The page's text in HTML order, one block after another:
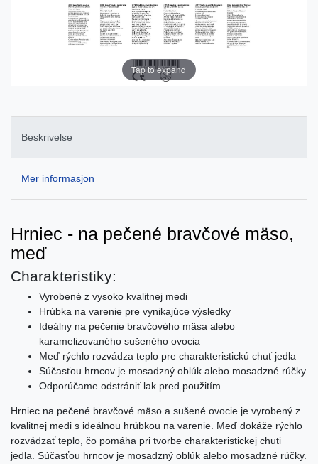
Tap to expand
Beskrivelse
Mer informasjon
Hrniec - na pečené bravčové mäso,
meď
Charakteristiky:
Vyrobené z vysoko kvalitnej medi
Hrúbka na varenie pre vynikajúce výsledky
Ideálny na pečenie bravčového mäsa alebo
karamelizovaného sušeného ovocia
Meď rýchlo rozvádza teplo pre charakteristickú chuť jedla
Súčasťou hrncov je mosadzný oblúk alebo mosadzné rúčky
Odporúčame odstrániť lak pred použitím
Hrniec na pečené bravčové mäso a sušené ovocie je vyrobený z
kvalitnej medi s ideálnou hrúbkou na varenie. Meď dokáže rýchlo
rozvádzať teplo, čo pomáha pri tvorbe charakteristickej chuti
jedla. Súčasťou hrncov je mosadzný oblúk alebo mosadzné rúčky.